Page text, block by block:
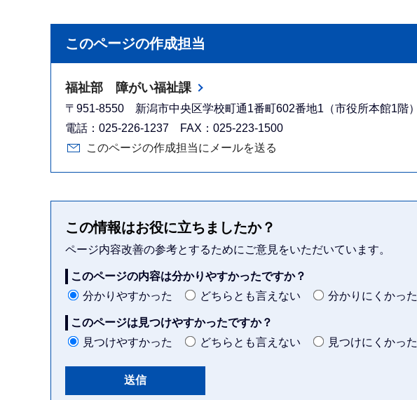
このページの作成担当
福祉部 障がい福祉課
〒951-8550 新潟市中央区学校町通1番町602番地1（市役所本館1階）
電話：025-226-1237 FAX：025-223-1500
このページの作成担当にメールを送る
この情報はお役に立ちましたか？
ページ内容改善の参考とするためにご意見をいただいています。
このページの内容は分かりやすかったですか？
分かりやすかった
どちらとも言えない 分かりにくかった
このページは見つけやすかったですか？
見つけやすかった
どちらとも言えない 見つけにくかった